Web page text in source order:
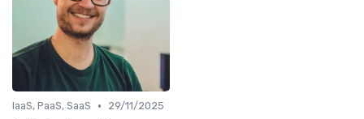
IaaS, PaaS, SaaS •
29/11/2025